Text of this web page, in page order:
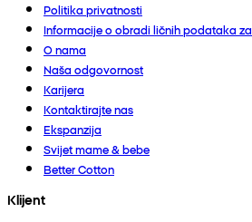
Politika privatnosti
Informacije o obradi ličnih podataka
O nama
Naša odgovornost
Karijera
Kontaktirajte nas
Ekspanzija
Svijet mame & bebe
Better Cotton
Klijent